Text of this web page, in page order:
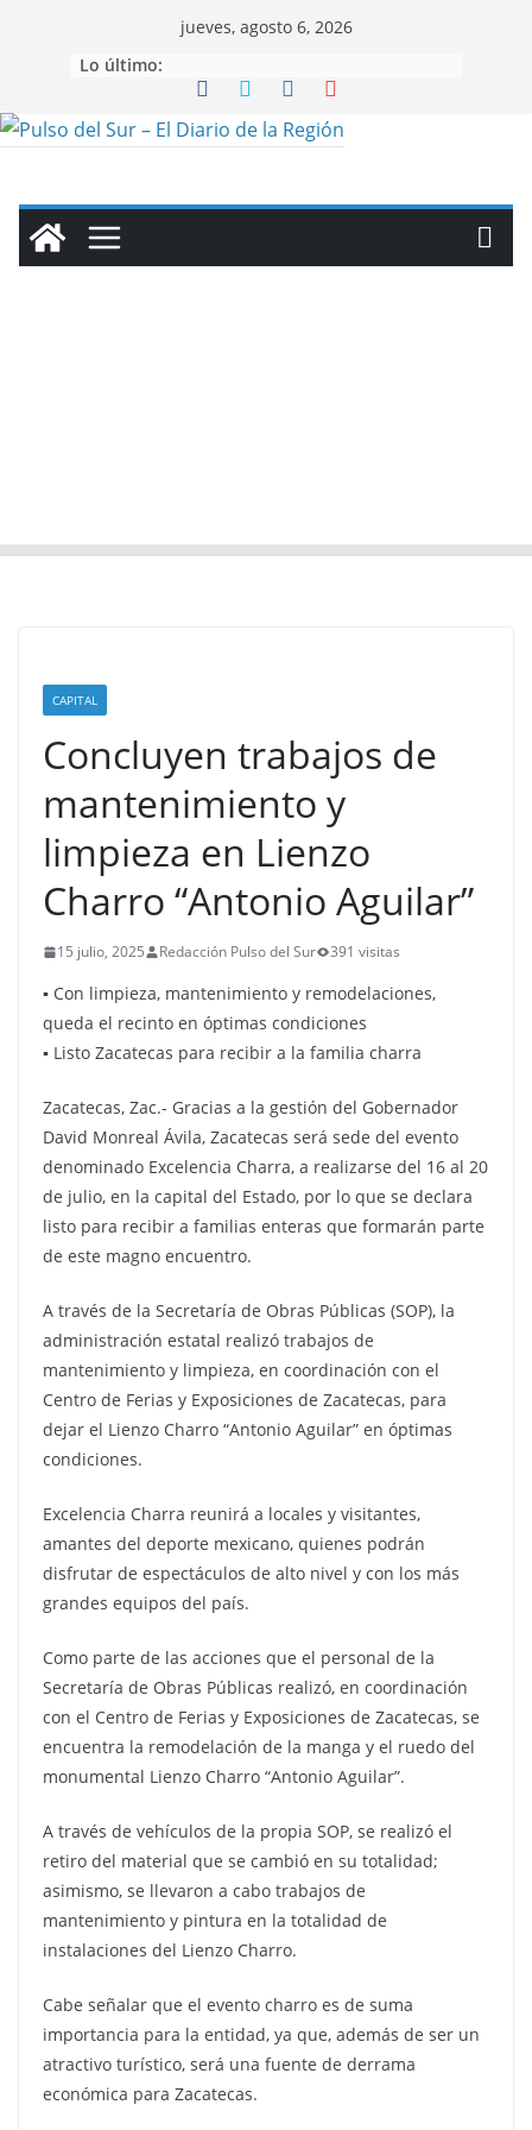
jueves, agosto 6, 2026
Lo último:
CAPITAL
Concluyen trabajos de
mantenimiento y
limpieza en Lienzo
Charro “Antonio Aguilar”
15 julio, 2025 Redacción Pulso del Sur 391 visitas
▪️ Con limpieza, mantenimiento y remodelaciones,
queda el recinto en óptimas condiciones
▪️ Listo Zacatecas para recibir a la familia charra
Zacatecas, Zac.- Gracias a la gestión del Gobernador
David Monreal Ávila, Zacatecas será sede del evento
denominado Excelencia Charra, a realizarse del 16 al 20
de julio, en la capital del Estado, por lo que se declara
listo para recibir a familias enteras que formarán parte
de este magno encuentro.
A través de la Secretaría de Obras Públicas (SOP), la
administración estatal realizó trabajos de
mantenimiento y limpieza, en coordinación con el
Centro de Ferias y Exposiciones de Zacatecas, para
dejar el Lienzo Charro “Antonio Aguilar” en óptimas
condiciones.
Excelencia Charra reunirá a locales y visitantes,
amantes del deporte mexicano, quienes podrán
disfrutar de espectáculos de alto nivel y con los más
grandes equipos del país.
Como parte de las acciones que el personal de la
Secretaría de Obras Públicas realizó, en coordinación
con el Centro de Ferias y Exposiciones de Zacatecas, se
encuentra la remodelación de la manga y el ruedo del
monumental Lienzo Charro “Antonio Aguilar”.
A través de vehículos de la propia SOP, se realizó el
retiro del material que se cambió en su totalidad;
asimismo, se llevaron a cabo trabajos de
mantenimiento y pintura en la totalidad de
instalaciones del Lienzo Charro.
Cabe señalar que el evento charro es de suma
importancia para la entidad, ya que, además de ser un
atractivo turístico, será una fuente de derrama
económica para Zacatecas.